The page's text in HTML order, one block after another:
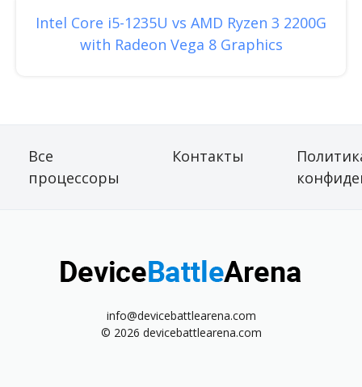
Intel Core i5-1235U vs AMD Ryzen 3 2200G
with Radeon Vega 8 Graphics
Все
процессоры
Контакты
info@devicebattlearena.com
© 2026 devicebattlearena.com